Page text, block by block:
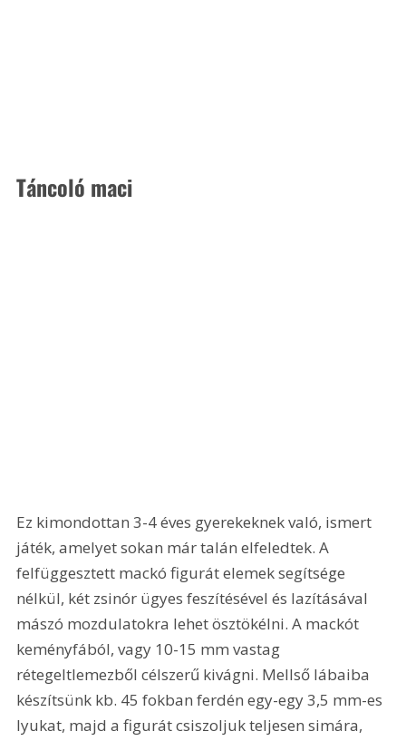
Táncoló maci
Ez kimondottan 3-4 éves gyerekeknek való, ismert
játék, amelyet sokan már talán elfeledtek. A
felfüggesztett mackó figurát elemek segítsége
nélkül, két zsinór ügyes feszítésével és lazításával
mászó mozdulatokra lehet ösztökélni. A mackót
keményfából, vagy 10-15 mm vastag
rétegeltlemezből célszerű kivágni. Mellső lábaiba
készítsünk kb. 45 fokban ferdén egy-egy 3,5 mm-es
lyukat, majd a figurát csiszoljuk teljesen simára,